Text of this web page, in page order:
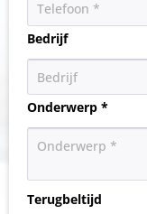
Bedrijf
Onderwerp *
Terugbeltijd